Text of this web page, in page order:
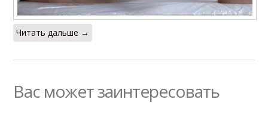
Читать дальше →
Вас может заинтересовать